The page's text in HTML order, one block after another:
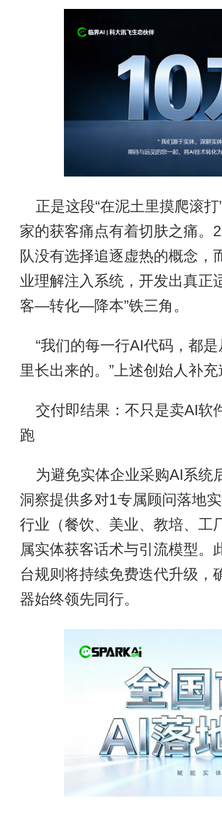
正是这段“在泥土里摸爬滚
家的获客痛点有着切肤之痛。
队没有选择追逐虚热的概念，
业理解注入系统，开发出真正
客—转化—降本”铁三角。
“我们的每一行AI代码，都
里长出来的。”上述创始人补
交付即结果：不只是卖AI软
跑
为避免实体企业采购AI系统
洞察提供多对1专属顾问落地
行业（餐饮、美业、教培、工
属实体获客话术与引流模型。
台规则将持续免费迭代升级，
器始终领先同行。